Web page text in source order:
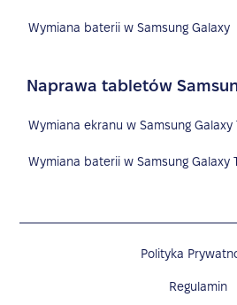
Wymiana baterii w Samsung Galaxy
Naprawa tabletów
Wymiana ekranu w Samsung Galaxy
Wymiana baterii w Samsung Galaxy
Polityka
Regulamin